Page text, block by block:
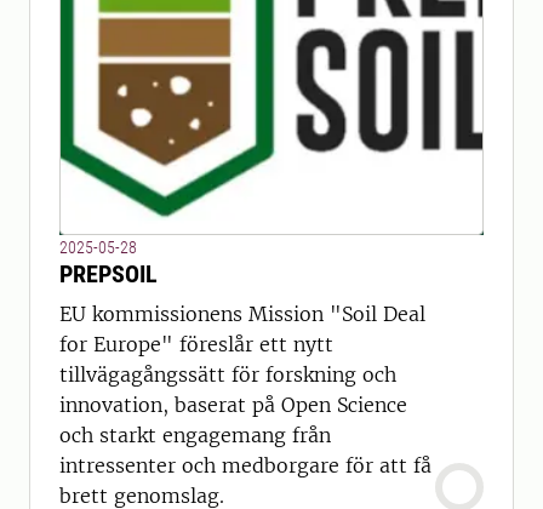
2025-05-28
PREPSOIL
EU kommissionens Mission "Soil Deal
for Europe" föreslår ett nytt
tillvägagångssätt för forskning och
innovation, baserat på Open Science
och starkt engagemang från
intressenter och medborgare för att få
brett genomslag.